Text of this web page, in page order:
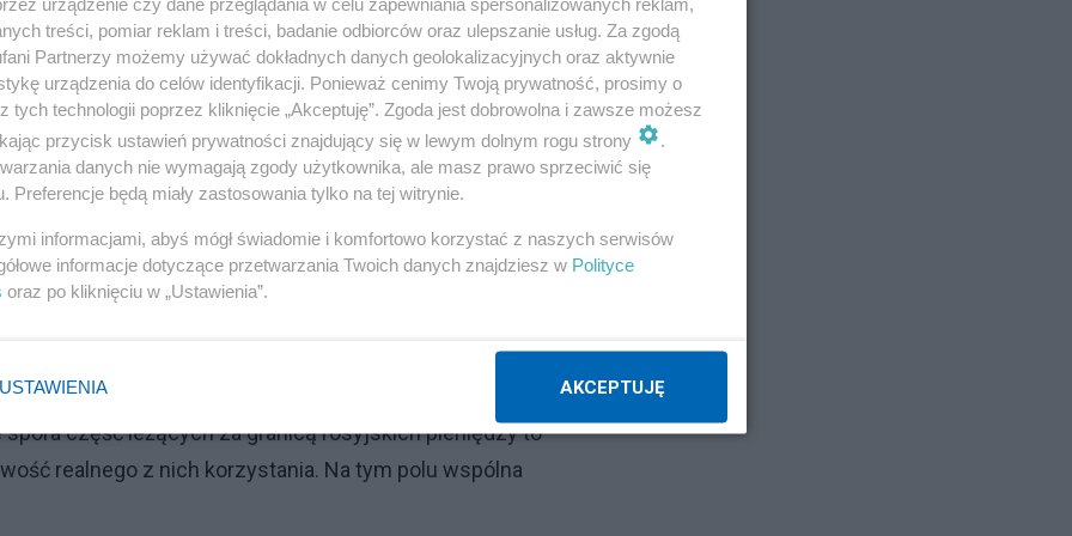
centralnego. A to dlatego, że zasoby tych
znajdują się właśnie na Zachodzie. Głównie w
tych składników bogactwa albo obłożenie ich
Byłoby to właśnie uderzenie punktowe -
Reklama
nie przerasta możliwości zachodnich krajów. Piketty
się powołania tzw. Globalnego Rejestru
na takie posunięcia. Jego krytycy powiedzą
rosyjski pieniądz będzie mógł uciec do innych rajów
część leżących za granicą rosyjskich pieniędzy to
realnego z nich korzystania. Na tym polu wspólna
treści, pomiar reklam i treści, badanie odbiorców oraz ulepszanie usług. Za zgodą
Partnerzy możemy używać dokładnych danych geolokalizacyjnych oraz aktywnie
urządzenia do celów identyfikacji. Ponieważ cenimy Twoją prywatność, prosimy o
tych technologii poprzez kliknięcie „Akceptuję”. Zgoda jest dobrowolna i zawsze możesz
przycisk ustawień prywatności znajdujący się w lewym dolnym rogu strony
.
danych nie wymagają zgody użytkownika, ale masz prawo sprzeciwić się
Preferencje będą miały zastosowania tylko na tej witrynie.
informacjami, abyś mógł świadomie i komfortowo korzystać z naszych serwisów
informacje dotyczące przetwarzania Twoich danych znajdziesz w Polityce
oraz po kliknięciu w „Ustawienia”.
USTAWIENIA AKCEPTUJĘ